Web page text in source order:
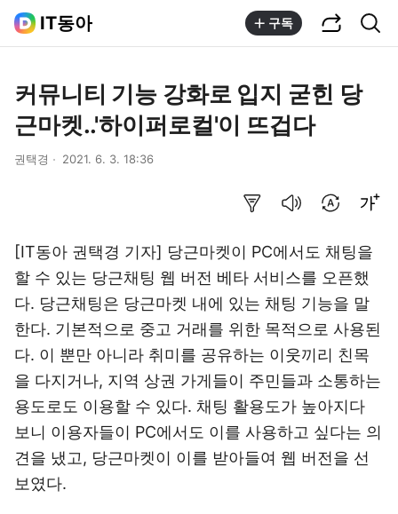
IT동아 구독
커뮤니티 기능 강화로 입지 굳힌 당
근마켓..'하이퍼로컬'이 뜨겁다
권택경 2021. 6. 3. 18:36
[IT동아 권택경 기자] 당근마켓이 PC에서도 채팅을
할 수 있는 당근채팅 웹 버전 베타 서비스를 오픈했
다. 당근채팅은 당근마켓 내에 있는 채팅 기능을 말
한다. 기본적으로 중고 거래를 위한 목적으로 사용된
다. 이 뿐만 아니라 취미를 공유하는 이웃끼리 친목
을 다지거나, 지역 상권 가게들이 주민들과 소통하는
용도로도 이용할 수 있다. 채팅 활용도가 높아지다
보니 이용자들이 PC에서도 이를 사용하고 싶다는 의
견을 냈고, 당근마켓이 이를 받아들여 웹 버전을 선
보였다.